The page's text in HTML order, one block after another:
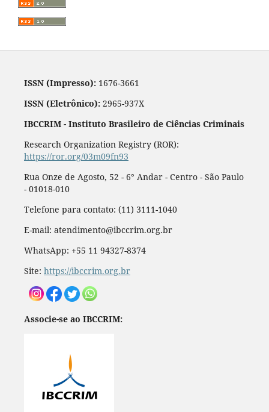
ISSN (Impresso):1676-3661
ISSN (Eletrônico):2965-937X
IBCCRIM - Instituto Brasileiro de Ciências Criminais
Research Organization Registry (ROR):
https://ror.org/03m09fn93
Rua Onze de Agosto, 52 - 6° Andar - Centro - São Paulo
- 01018-010
Telefone para contato: (11) 3111-1040
E-mail: atendimento@ibccrim.org.br
WhatsApp: +55 11 94327-8374
Site: https://ibccrim.org.br
Associe-se ao IBCCRIM: